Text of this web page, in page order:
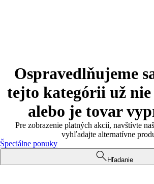
Ospravedlňujeme
tejto kategórii už
alebo je tovar
Pre zobrazenie platných akcií, navštívte
vyhľadajte alternatívne
Špeciálne ponuky
Hľadanie